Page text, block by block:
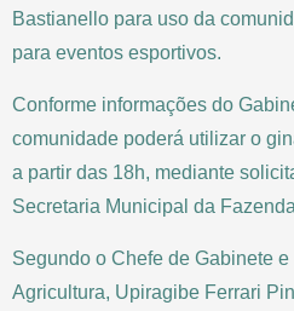
Bastianello para uso da
para eventos esportivos.
Conforme informações do
comunidade poderá utilizar o
a partir das 18h, mediante
Secretaria Municipal da
Segundo o Chefe de Gabinete
Agricultura, Upiragibe Ferrari